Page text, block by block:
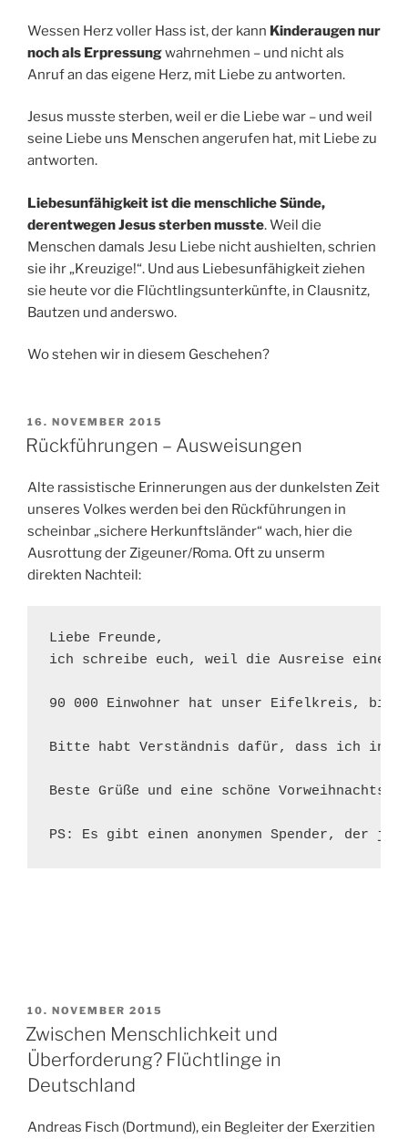
Wessen Herz voller Hass ist, der kann Kinderaugen nur
noch als Erpressungwahrnehmen – und nicht als
Anruf an das eigene Herz, mit Liebe zu antworten.
Jesus musste sterben, weil er die Liebe war – und weil
seine Liebe uns Menschen angerufen hat, mit Liebe zu
antworten.
Liebesunfähigkeit ist die menschliche Sünde,
derentwegen Jesus sterben musste. Weil die
Menschen damals Jesu Liebe nicht aushielten, schrien
sie ihr „Kreuzige!“. Und aus Liebesunfähigkeit ziehen
sie heute vor die Flüchtlingsunterkünfte, in Clausnitz,
Bautzen und anderswo.
Wo stehen wir in diesem Geschehen?
VERÖFFENTLICHT
AM
16. NOVEMBER 2015
Rückführungen – Ausweisungen
Alte rassistische Erinnerungen aus der dunkelsten Zeit
unseres Volkes werden bei den Rückführungen in
scheinbar „sichere Herkunftsländer“ wach, hier die
Ausrottung der Zigeuner/Roma. Oft zu unserm
direkten Nachteil:
Liebe Freunde,
ich schreibe euch, weil die Ausreise einer
90 000 Einwohner hat unser Eifelkreis, bis
Bitte habt Verständnis dafür, dass ich in
Beste Grüße und eine schöne
PS: Es gibt einen anonymen Spender, der
VERÖFFENTLICHT
AM
10. NOVEMBER 2015
Zwischen Menschlichkeit und
Überforderung? Flüchtlinge in
Deutschland
Andreas Fisch (Dortmund), ein Begleiter der Exerzitien